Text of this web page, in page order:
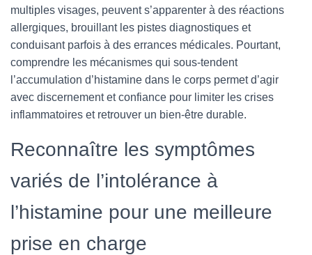
multiples visages, peuvent s’apparenter à des réactions
allergiques, brouillant les pistes diagnostiques et
conduisant parfois à des errances médicales. Pourtant,
comprendre les mécanismes qui sous-tendent
l’accumulation d’histamine dans le corps permet d’agir
avec discernement et confiance pour limiter les crises
inflammatoires et retrouver un bien-être durable.
Reconnaître les symptômes
variés de l’intolérance à
l’histamine pour une meilleure
prise en charge